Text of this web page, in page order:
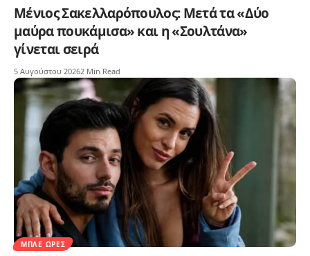
Μένιος Σακελλαρόπουλος: Μετά τα «Δύο
μαύρα πουκάμισα» και η «Σουλτάνα»
γίνεται σειρά
5 Αυγούστου 20262 Min Read
ΜΠΛΕ ΏΡΕΣ